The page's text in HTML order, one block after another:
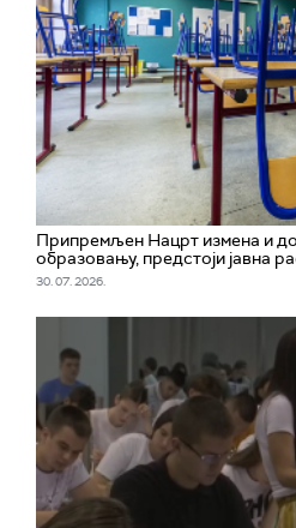
Припремљен Нацрт измена и
образовању, предстоји јавна
30. 07. 2026.